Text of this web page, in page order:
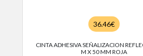
36.46€
CINTA ADHESIVA SEÑALIZACION
M X 50 MM ROJA